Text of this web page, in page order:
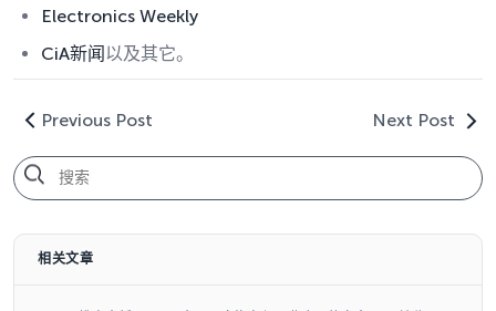
Electronics Weekly
CiA新闻以及其它。
Previous Post Next Post
相关文章